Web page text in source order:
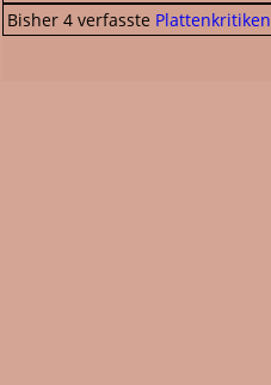
Bisher 4 verfasste Plattenkritiken